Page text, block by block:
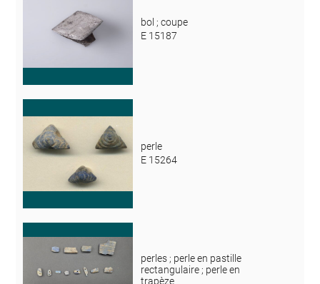
bol ; coupe
E 15187
perle
E 15264
perles ; perle en pastille
rectangulaire ; perle en
trapèze